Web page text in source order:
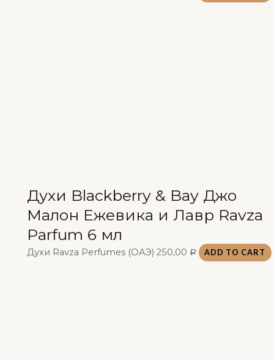
Духи Blackberry & Bay Джо
Малон Ежевика и Лавр Ravza
Parfum 6 мл
Духи Ravza Perfumes (ОАЭ) 250,00 Р ADD TO CART